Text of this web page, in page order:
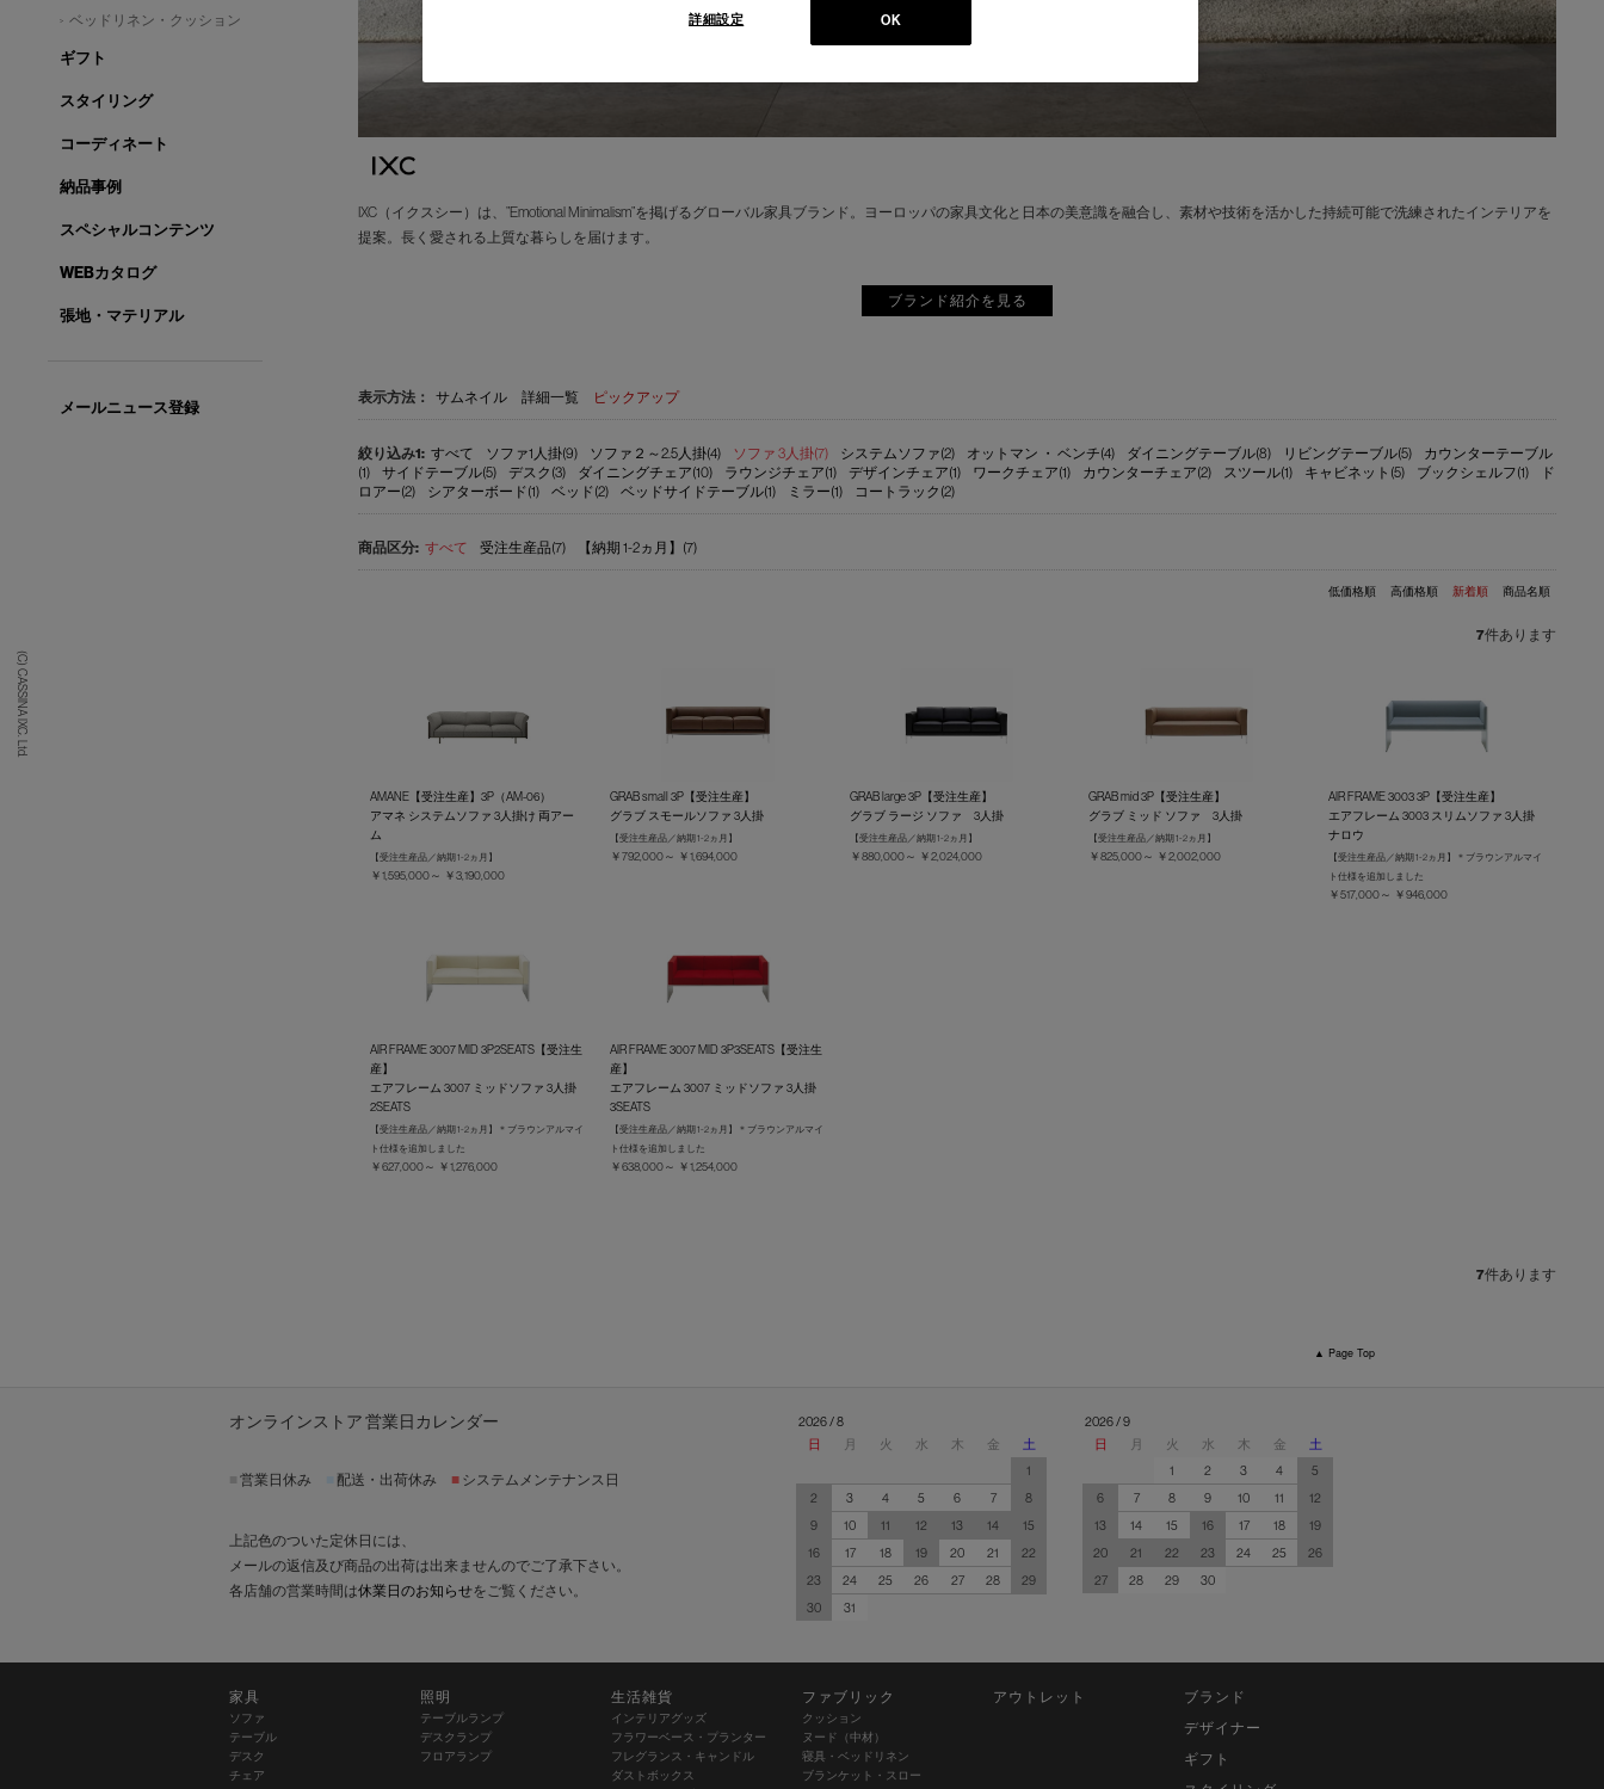
(C) CASSINA IXC. Ltd.
IXC（イクスシー）は、”Emotional Minimalism”を掲げるグローバル家具ブランド。ヨーロッパの家具文化と日本の美意識を融合し、素材や技術を活かした持続可能で洗練されたインテリアを
提案。長く愛される上質な暮らしを届けます。
ブランド紹介を見る
表示方法： サムネイル 詳細一覧 ピックアップ
すべて ソファ1人掛(9) ソファ２～2.5人掛(4) ソファ 3人掛(7) システムソファ(2) オットマン ・ ベンチ(4) ダイニングテーブル(8) リビングテーブル(5)
カウンターテーブル
(1)
サイドテーブル(5) デスク(3) ダイニングチェア(10) ラウンジチェア(1) デザインチェア(1) ワークチェア(1) カウンターチェア(2) スツール(1) キャビネット(5) ブックシェルフ(1)
ド
ロアー(2)
シアターボード(1) ベッド(2) ベッドサイドテーブル(1) ミラー(1) コートラック(2)
すべて 受注生産品(7) 【納期 1-2ヵ月】(7)
低価格順 高価格順 新着順 商品名順
7件あります
AMANE【受注生産】3P（AM-06）
アマネ システムソファ 3人掛け 両アー
ム
【受注生産品／納期 1-2ヵ月】
￥1,595,000～ ￥3,190,000
GRAB small 3P【受注生産】
グラブ スモールソファ 3人掛
【受注生産品／納期 1-2ヵ月】
￥792,000～ ￥1,694,000
GRAB large 3P【受注生産】
グラブ ラージ ソファ 3人掛
【受注生産品／納期 1-2ヵ月】
￥880,000～ ￥2,024,000
GRAB mid 3P【受注生産】
グラブ ミッド ソファ 3人掛
【受注生産品／納期 1-2ヵ月】
￥825,000～ ￥2,002,000
AIR FRAME 3003 3P【受注生産】
エアフレーム 3003 スリムソファ 3人掛
ナロウ
【受注生産品／納期 1-2ヵ月】＊ブラウンアルマイ
ト仕様を追加しました
￥517,000～ ￥946,000
AIR FRAME 3007 MID 3P2SEATS【受注生
産】
エアフレーム 3007 ミッドソファ 3人掛
2SEATS
【受注生産品／納期 1-2ヵ月】＊ブラウンアルマイ
ト仕様を追加しました
￥627,000～ ￥1,276,000
AIR FRAME 3007 MID 3P3SEATS【受注生
産】
エアフレーム 3007 ミッドソファ 3人掛
3SEATS
【受注生産品／納期 1-2ヵ月】＊ブラウンアルマイ
ト仕様を追加しました
￥638,000～ ￥1,254,000
7件あります
ベッドリネン・クッション
ギフト
スタイリング
コーディネート
納品事例
スペシャルコンテンツ
WEBカタログ
張地・マテリアル
メールニュース登録
▲ Page Top
オンラインストア 営業日カレンダー
営業日休み 配送・出荷休み ■ システムメンテナンス日
上記色のついた定休日には、
メールの返信及び商品の出荷は出来ませんのでご了承下さい。
各店舗の営業時間は休業日のお知らせをご覧ください。
2026 / 8
日
月 火 水 木 金
土
1
2
3 4 5 6 7
8
9
10 11 12 13 14
15
16
17 18 19 20 21
22
23
24 25 26 27 28
29
30
31
2026 / 9
日
月 火 水 木 金
土
1
2 3 4
5
6
7 8 9 10 11
12
13
14 15 16 17 18
19
20
21 22 23 24 25
26
27
28 29 30
家具
ソファ
テーブル
デスク
チェア
照明
テーブルランプ
デスクランプ
フロアランプ
生活雑貨
インテリアグッズ
フラワーベース・プランター
フレグランス・キャンドル
ダストボックス
ファブリック
クッション
ヌード（中材）
寝具・ベッドリネン
ブランケット・スロー
アウトレット
ブランド
デザイナー
ギフト
OK
詳細設定